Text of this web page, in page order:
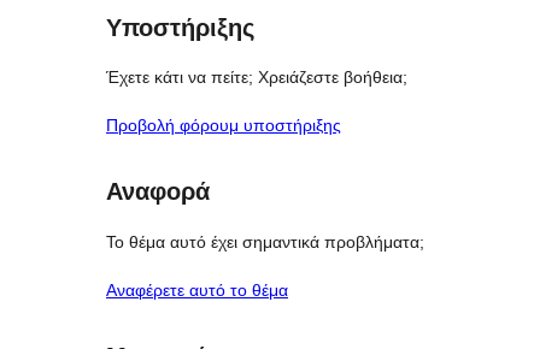
Υποστήριξης
Έχετε κάτι να πείτε; Χρειάζεστε βοήθεια;
Προβολή φόρουμ υποστήριξης
Αναφορά
Το θέμα αυτό έχει σημαντικά προβλήματα;
Αναφέρετε αυτό το θέμα